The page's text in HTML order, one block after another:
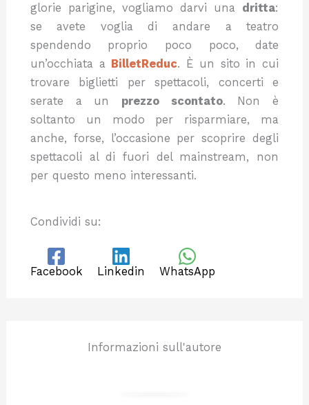
glorie parigine, vogliamo darvi una dritta:
se avete voglia di andare a teatro
spendendo proprio poco poco, date
un’occhiata a BilletReduc. È un sito in cui
trovare biglietti per spettacoli, concerti e
serate a un prezzo scontato. Non è
soltanto un modo per risparmiare, ma
anche, forse, l’occasione per scoprire degli
spettacoli al di fuori del mainstream, non
per questo meno interessanti.
Condividi su:
Facebook Linkedin WhatsApp
Informazioni sull'autore